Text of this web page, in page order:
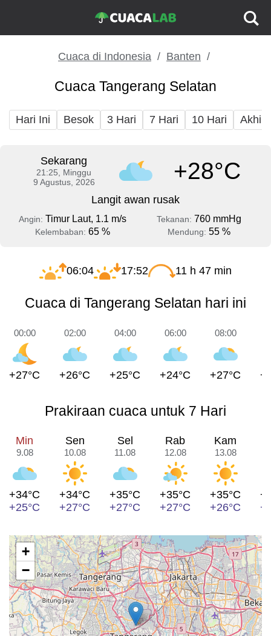
Cuaca di Indonesia Banten
Cuaca Tangerang Selatan
Hari Ini Besok 3 Hari 7 Hari 10 Hari Akhir
Sekarang
21:25, Minggu
9 Agustus, 2026
+28°C
Langit awan rusak
Angin: Timur Laut, 1.1 m/s Tekanan: 760 mmHg
Kelembaban: 65 % Mendung: 55 %
06:04 17:52 11 h 47 min
Cuaca di Tangerang Selatan hari ini
00:00
+27°C
02:00
+26°C
04:00
+25°C
06:00
+24°C
08:00
+27°C
Prakiraan cuaca untuk 7 Hari
Min
9.08
+34°C
+25°C
Sen
10.08
+34°C
+27°C
Sel
11.08
+35°C
+27°C
Rab
12.08
+35°C
+27°C
Kam
13.08
+35°C
+26°C
+
−